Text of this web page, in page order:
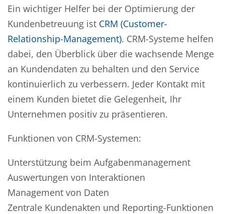
Ein wichtiger Helfer bei der Optimierung der
Kundenbetreuung ist CRM (Customer-
Relationship-Management). CRM-Systeme helfen
dabei, den Überblick über die wachsende Menge
an Kundendaten zu behalten und den Service
kontinuierlich zu verbessern. Jeder Kontakt mit
einem Kunden bietet die Gelegenheit, Ihr
Unternehmen positiv zu präsentieren.
Funktionen von CRM-Systemen:
Unterstützung beim Aufgabenmanagement
Auswertungen von Interaktionen
Management von Daten
Zentrale Kundenakten und Reporting-Funktionen